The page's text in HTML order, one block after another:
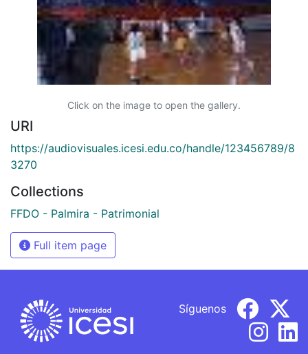
Click on the image to open the gallery.
URI
https://audiovisuales.icesi.edu.co/handle/123456789/8
3270
Collections
FFDO - Palmira - Patrimonial
Full item page
Síguenos